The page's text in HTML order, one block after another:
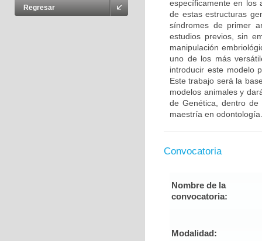
Regresar
específicamente en los
de estas estructuras
síndromes de primer
estudios previos, sin
manipulación
uno de los más
introducir este modelo
Este trabajo será la
modelos animales y
de Genética, dentro
maestría en odontología.
Convocatoria
Nombre de la
convocatoria:
Modalidad: